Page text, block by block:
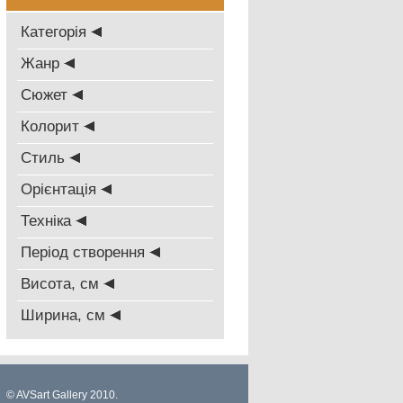
Категорія
Жанр
Сюжет
Колорит
Стиль
Oрієнтація
Техніка
Період створення
Висота, см
Ширина, см
© AVSart Gallery 2010.